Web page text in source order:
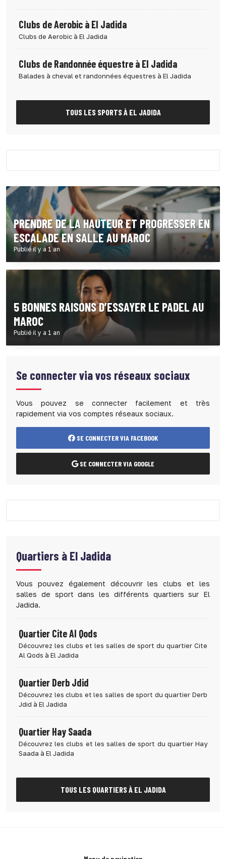
Clubs de Aerobic à El Jadida
Clubs de Aerobic à El Jadida
Clubs de Randonnée équestre à El Jadida
Balades à cheval et randonnées équestres à El Jadida
TOUS LES SPORTS À EL JADIDA
PRENDRE DE LA HAUTEUR ET PROGRESSER EN
ESCALADE EN SALLE AU MAROC
Publié il y a 1 an
5 BONNES RAISONS D’ESSAYER LE PADEL AU
MAROC
Publié il y a 1 an
Se connecter via vos réseaux sociaux
Vous pouvez se connecter facilement et très
rapidement via vos comptes réseaux sociaux.
SE CONNECTER VIA FACEBOOK
SE CONNECTER VIA GOOGLE
Quartiers à El Jadida
Vous pouvez également découvrir les clubs et les
salles de sport dans les différents quartiers sur El
Jadida.
Quartier Cite Al Qods
Découvrez les clubs et les salles de sport du quartier Cite
Al Qods à El Jadida
Quartier Derb Jdid
Découvrez les clubs et les salles de sport du quartier Derb
Jdid à El Jadida
Quartier Hay Saada
Découvrez les clubs et les salles de sport du quartier Hay
Saada à El Jadida
TOUS LES QUARTIERS À EL JADIDA